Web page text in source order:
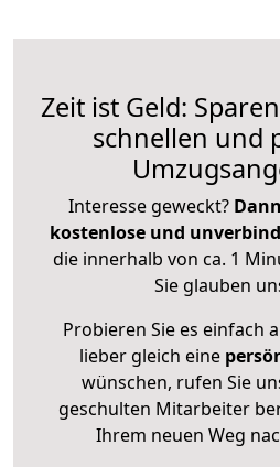
Zeit ist Geld:
schnellen und
Interesse geweckt?
kostenlose und
die innerhalb von ca. 1
Sie glauben
Probieren Sie es einfach
lieber gleich eine
wünschen, rufen Sie
geschulten Mitarbeiter
Ihrem neuen Weg